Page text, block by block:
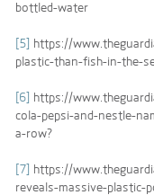
bottled-water
[5]
https://
plastic-than-fish-in-the-
[6]
https://
cola-pepsi-and-nestle-
a-row?
[7]
https://
reveals-massive-